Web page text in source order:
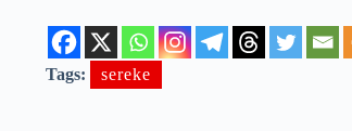
Tags: sereke